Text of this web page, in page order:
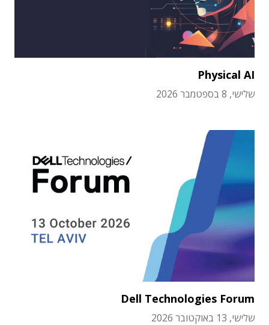
Physical AI
שלישי, 8 בספטמבר 2026
Dell Technologies Forum
שלישי, 13 באוקטובר 2026